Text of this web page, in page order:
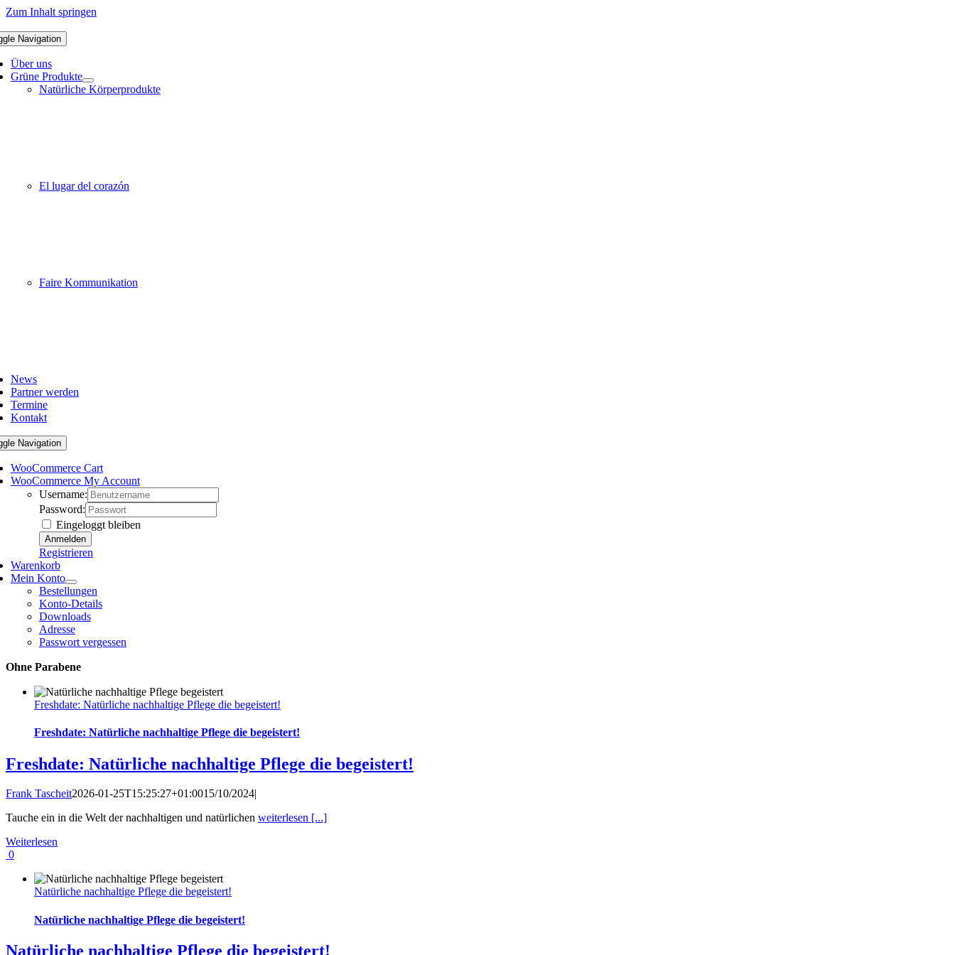
Zum Inhalt springen
Navigation
Über uns
Grüne Produkte
Natürliche Körperprodukte
El lugar del corazón
Faire Kommunikation
News
Partner werden
Termine
Kontakt
Navigation
WooCommerce Cart
WooCommerce My Account
Username:
Password:
Eingeloggt bleiben
Registrieren
Warenkorb
Mein Konto
Bestellungen
Konto-Details
Downloads
Adresse
Passwort vergessen
Ohne Parabene
Freshdate: Natürliche nachhaltige Pflege die begeistert!
Freshdate: Natürliche nachhaltige Pflege die begeistert!
Freshdate: Natürliche nachhaltige Pflege die begeistert!
Frank Tascheit2026-01-25T15:25:27+01:0015/10/2024|
Tauche ein in die Welt der nachhaltigen und natürlichen weiterlesen [...]
Weiterlesen
0
Natürliche nachhaltige Pflege die begeistert!
Natürliche nachhaltige Pflege die begeistert!
Natürliche nachhaltige Pflege die begeistert!